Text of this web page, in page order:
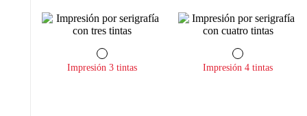
Impresión 3 tintas Impresión 4 tintas